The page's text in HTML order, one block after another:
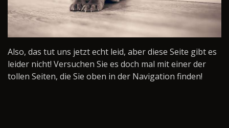
Also, das tut uns jetzt echt leid, aber diese Seite gibt es
leider nicht! Versuchen Sie es doch mal mit einer der
tollen Seiten, die Sie oben in der Navigation finden!